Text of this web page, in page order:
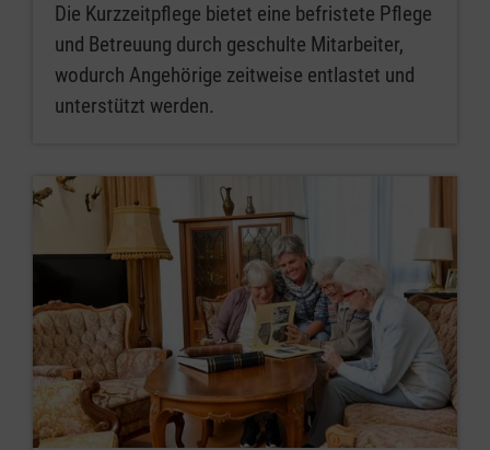
Die Kurzzeitpflege bietet eine befristete Pflege
und Betreuung durch geschulte Mitarbeiter,
wodurch Angehörige zeitweise entlastet und
unterstützt werden.